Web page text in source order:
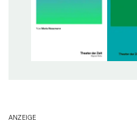
ANZEIGE